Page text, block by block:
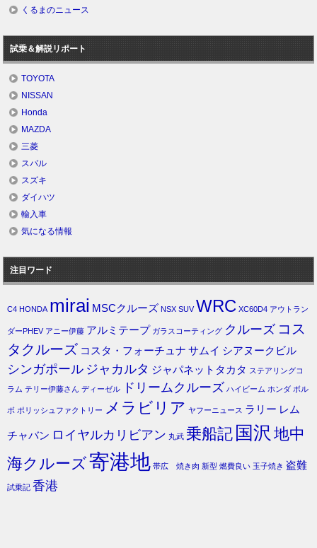
くるまのニュース
試乗＆解説リポート
TOYOTA
NISSAN
Honda
MAZDA
三菱
スバル
スズキ
ダイハツ
輸入車
気になる情報
注目ワード
C4 HONDA mirai MSCクルーズ NSX SUV WRC XC60D4 アウトラン
ダーPHEV アニー伊藤 アルミテープ ガラスコーティング クルーズ コス
タクルーズ コスタ・フォーチュナ サムイ シアヌークビル
シンガポール ジャカルタ ジャパネットタカタ ステアリングコ
ラム テリー伊藤さん ディーゼル ドリームクルーズ ハイビーム ホンダ ボル
ボ ポリッシュファクトリー メラビリア ヤフーニュース ラリー レム
チャバン ロイヤルカリビアン 丸武 乗船記 国沢 地中
海クルーズ寄港地 帯広 焼き肉 新型 燃費良い 玉子焼き 盗難
試乗記 香港